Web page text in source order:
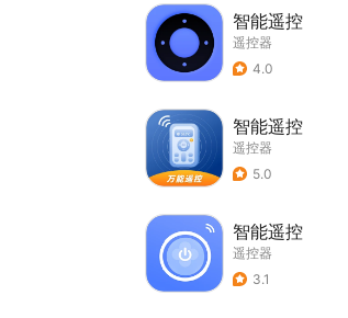
智能遥控
遥控器
4.0
智能遥控
遥控器
5.0
智能遥控
遥控器
3.1